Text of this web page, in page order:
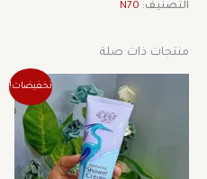
التصنيف: N70
منتجات ذات صلة
تخفيضات!
الأصلي
هو:
146 ج.م.
السعر
الحالي
هو:
102 ج.م.